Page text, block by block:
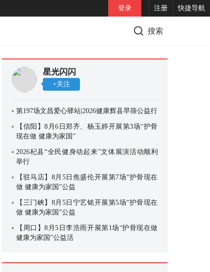
快捷导航
登录 注册
搜索
星光闪闪
+关注
第197场文昌爱心驿站|2026健康辉县早筛公益行
【信阳】8月6日郑齐、杨玉婷开展第3场“护骨
现在做 健康为家国”
2026杞县“全民健身动起来”文体展演活动顺利
举行
【驻马店】8月5日焦盛伦开展第7场“护骨现在
做 健康为家国”公益
【三门峡】8月5日宁艺铭开展第5场“护骨现在
做 健康为家国”公益
【周口】8月5日李浩雨开展第1场“护骨现在做
健康为家国”公益活